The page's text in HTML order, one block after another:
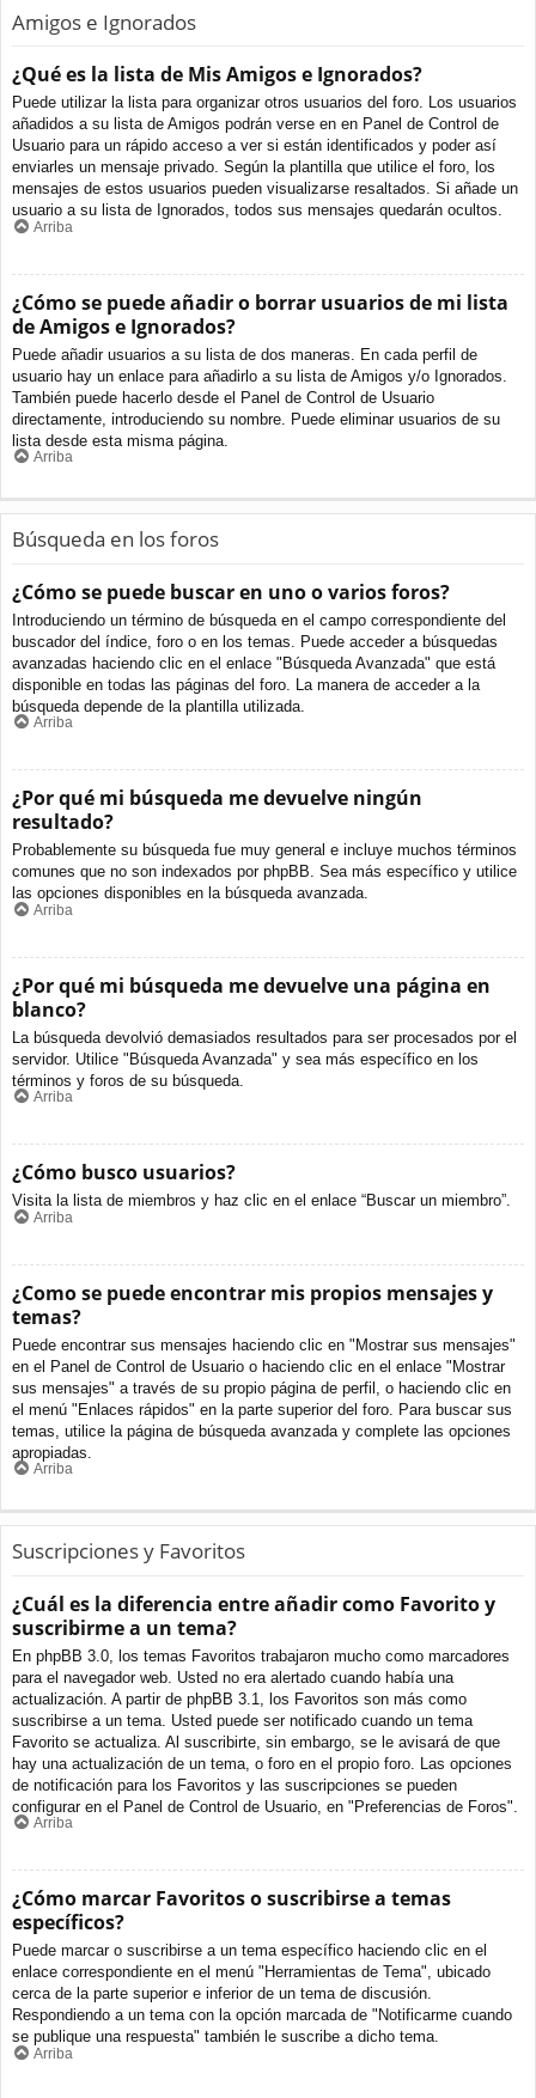
Amigos e Ignorados
¿Qué es la lista de Mis Amigos e Ignorados?
Puede utilizar la lista para organizar otros usuarios del foro. Los usuarios
añadidos a su lista de Amigos podrán verse en en Panel de Control de
Usuario para un rápido acceso a ver si están identificados y poder así
enviarles un mensaje privado. Según la plantilla que utilice el foro, los
mensajes de estos usuarios pueden visualizarse resaltados. Si añade un
usuario a su lista de Ignorados, todos sus mensajes quedarán ocultos.
Arriba
¿Cómo se puede añadir o borrar usuarios de mi lista
de Amigos e Ignorados?
Puede añadir usuarios a su lista de dos maneras. En cada perfil de
usuario hay un enlace para añadirlo a su lista de Amigos y/o Ignorados.
También puede hacerlo desde el Panel de Control de Usuario
directamente, introduciendo su nombre. Puede eliminar usuarios de su
lista desde esta misma página.
Arriba
Búsqueda en los foros
¿Cómo se puede buscar en uno o varios foros?
Introduciendo un término de búsqueda en el campo correspondiente del
buscador del índice, foro o en los temas. Puede acceder a búsquedas
avanzadas haciendo clic en el enlace "Búsqueda Avanzada" que está
disponible en todas las páginas del foro. La manera de acceder a la
búsqueda depende de la plantilla utilizada.
Arriba
¿Por qué mi búsqueda me devuelve ningún
resultado?
Probablemente su búsqueda fue muy general e incluye muchos términos
comunes que no son indexados por phpBB. Sea más específico y utilice
las opciones disponibles en la búsqueda avanzada.
Arriba
¿Por qué mi búsqueda me devuelve una página en
blanco?
La búsqueda devolvió demasiados resultados para ser procesados por el
servidor. Utilice "Búsqueda Avanzada" y sea más específico en los
términos y foros de su búsqueda.
Arriba
¿Cómo busco usuarios?
Visita la lista de miembros y haz clic en el enlace “Buscar un miembro”.
Arriba
¿Como se puede encontrar mis propios mensajes y
temas?
Puede encontrar sus mensajes haciendo clic en "Mostrar sus mensajes"
en el Panel de Control de Usuario o haciendo clic en el enlace "Mostrar
sus mensajes" a través de su propio página de perfil, o haciendo clic en
el menú "Enlaces rápidos" en la parte superior del foro. Para buscar sus
temas, utilice la página de búsqueda avanzada y complete las opciones
apropiadas.
Arriba
Suscripciones y Favoritos
¿Cuál es la diferencia entre añadir como Favorito y
suscribirme a un tema?
En phpBB 3.0, los temas Favoritos trabajaron mucho como marcadores
para el navegador web. Usted no era alertado cuando había una
actualización. A partir de phpBB 3.1, los Favoritos son más como
suscribirse a un tema. Usted puede ser notificado cuando un tema
Favorito se actualiza. Al suscribirte, sin embargo, se le avisará de que
hay una actualización de un tema, o foro en el propio foro. Las opciones
de notificación para los Favoritos y las suscripciones se pueden
configurar en el Panel de Control de Usuario, en "Preferencias de Foros".
Arriba
¿Cómo marcar Favoritos o suscribirse a temas
específicos?
Puede marcar o suscribirse a un tema específico haciendo clic en el
enlace correspondiente en el menú "Herramientas de Tema", ubicado
cerca de la parte superior e inferior de un tema de discusión.
Respondiendo a un tema con la opción marcada de "Notificarme cuando
se publique una respuesta" también le suscribe a dicho tema.
Arriba